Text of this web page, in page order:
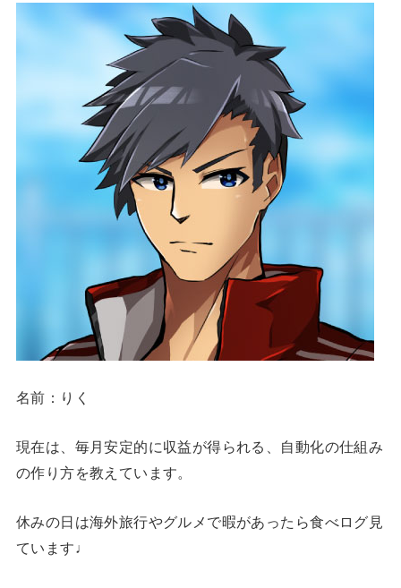
名前：りく
現在は、毎月安定的に収益が得られる、自動化の仕組み
の作り方を教えています。
休みの日は海外旅行やグルメで暇があったら食べログ見
ています♩